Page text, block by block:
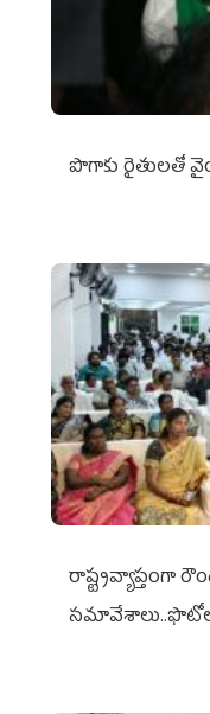
పొగాకు రైతుల‌తో
రాష్ట్రవ్యాప్తంగా